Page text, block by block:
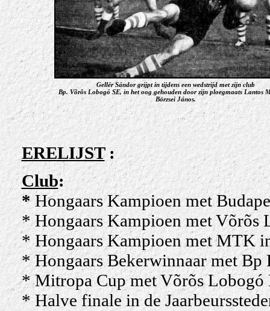
Gellér Sándor grijpt in tijdens een wedstrijd met zijn club
Bp. Võrõs Lobogó SE, in het oog gehouden door zijn ploegmaats Lantos
Börzsei János.
ERELIJST:
Club:
*Hongaars Kampioen met
* Hongaars Kampioen met Võrõs
* Hongaars Kampioen met MTK
* Hongaars Bekerwinnaar met Bp
* Mitropa Cup met Võrõs Lobogó
* Halve finale in de